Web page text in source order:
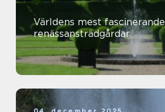
Världens mest fascinerande
renässansträdgårdar